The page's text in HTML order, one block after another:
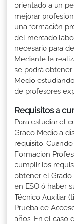
orientado a un
mejorar
una formación
del mercado
necesario para
Mediante la
se podrá obtener
Medio
de profesores
Requisitos a
Para estudiar el
Grado Medio a
requisito.
Formación
cumplir los
obtener el Grado
en ESO ó haber
Técnico Auxiliar
Prueba de
años. En el caso